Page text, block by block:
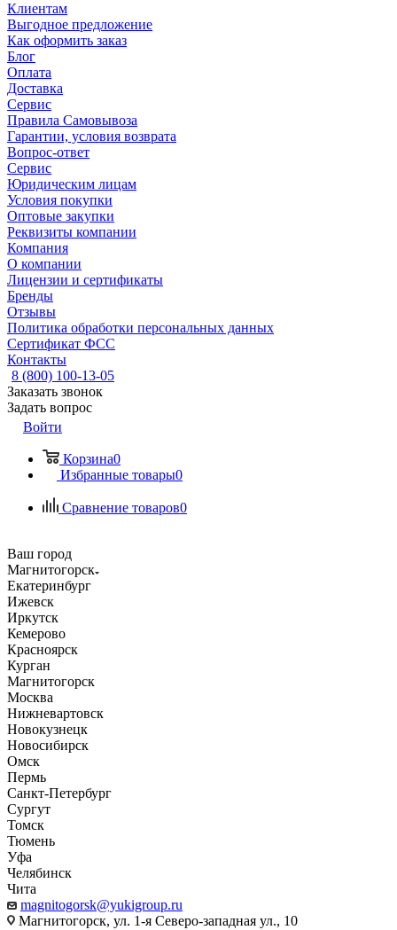
Клиентам
Выгодное предложение
Как оформить заказ
Блог
Оплата
Доставка
Сервис
Правила Самовывоза
Гарантии, условия возврата
Вопрос-ответ
Сервис
Юридическим лицам
Условия покупки
Оптовые закупки
Реквизиты компании
Компания
О компании
Лицензии и сертификаты
Бренды
Отзывы
Политика обработки персональных данных
Сертификат ФСС
Контакты
8 (800) 100-13-05
Заказать звонок
Задать вопрос
Войти
Корзина0
Избранные товары0
Сравнение товаров0
Ваш город
Магнитогорск
Екатеринбург
Ижевск
Иркутск
Кемерово
Красноярск
Курган
Магнитогорск
Москва
Нижневартовск
Новокузнецк
Новосибирск
Омск
Пермь
Санкт-Петербург
Сургут
Томск
Тюмень
Уфа
Челябинск
Чита
magnitogorsk@yukigroup.ru
Магнитогорск, ул. 1-я Северо-западная ул., 10